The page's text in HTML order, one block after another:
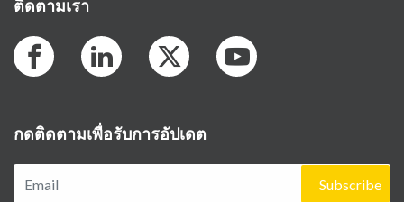
ติดตามเรา
กดติดตามเพื่อรับการอัปเดต
Subscribe